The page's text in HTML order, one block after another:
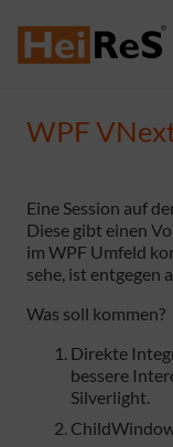
WPF
Eine Session auf
Diese gibt einen
im WPF Umfeld
sehe, ist entgegen
Was soll kommen?
Direkte
bessere
Silverlight.